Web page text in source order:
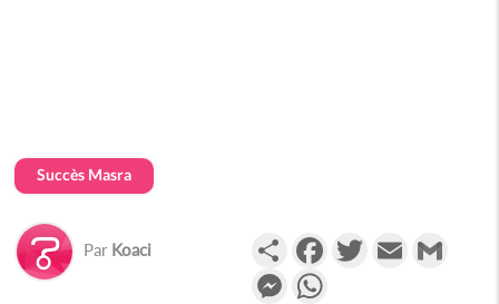
Succès Masra
Par Koaci PartagerFacebookTwitterEmail
Messenger